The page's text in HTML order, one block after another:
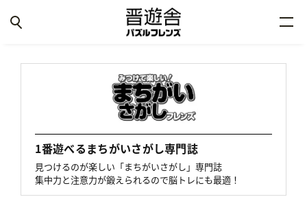
1番遊べるまちがいさがし専門誌
見つけるのが楽しい「まちがいさがし」専門誌
集中力と注意力が鍛えられるので脳トレにも最適！